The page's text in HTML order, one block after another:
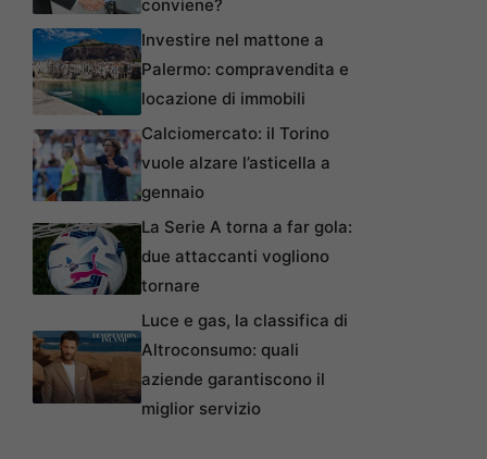
conviene?
Investire nel mattone a
Palermo: compravendita e
locazione di immobili
Calciomercato: il Torino
vuole alzare l’asticella a
gennaio
La Serie A torna a far gola:
due attaccanti vogliono
tornare
Luce e gas, la classifica di
Altroconsumo: quali
aziende garantiscono il
miglior servizio